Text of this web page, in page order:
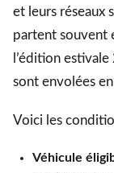
et leurs réseaux
partent souvent
l’édition
sont envolées
Voici les
Véhicule